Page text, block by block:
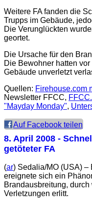
Weitere FA fanden die
Trupps im Gebäude,
Die Verunglückten
geortet.
Die Ursache für den
Die Bewohner hatten
Gebäude unverletzt
Quellen: Firehouse.com
Newsletter FFCC,
"Mayday Monday",
Auf Facebook teilen
8. April 2008 -
getöteter FA
(ar) Sedalia/MO (USA) –
ereignete sich ein
Brandausbreitung,
Verletzungen erlitt.